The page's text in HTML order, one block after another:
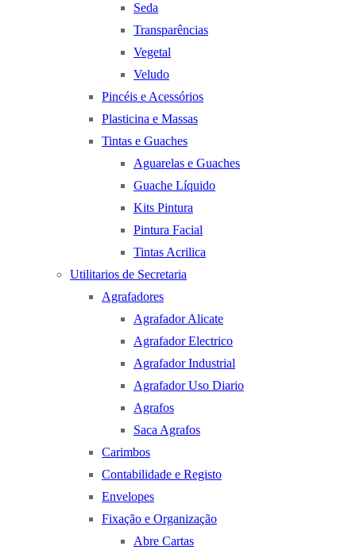
Seda
Transparências
Vegetal
Veludo
Pincéis e Acessórios
Plasticina e Massas
Tintas e Guaches
Aguarelas e Guaches
Guache Líquido
Kits Pintura
Pintura Facial
Tintas Acrilica
Utilitarios de Secretaria
Agrafadores
Agrafador Alicate
Agrafador Electrico
Agrafador Industrial
Agrafador Uso Diario
Agrafos
Saca Agrafos
Carimbos
Contabilidade e Registo
Envelopes
Fixação e Organização
Abre Cartas